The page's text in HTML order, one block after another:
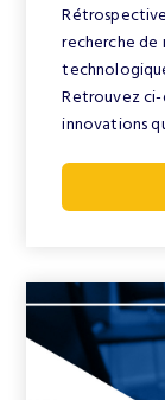
recherche de
Retrouvez
innovations